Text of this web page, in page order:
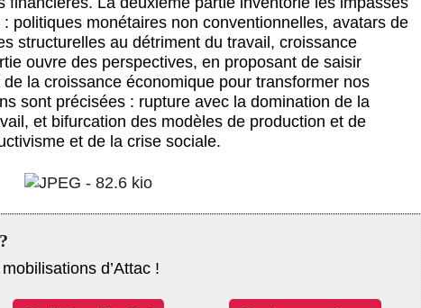
politiques monétaires non conventionnelles, avatars de
structurelles au détriment du travail, croissance
ouvre des perspectives, en proposant de saisir
de la croissance économique pour transformer nos
sont précisées : rupture avec la domination de la
et bifurcation des modèles de production et de
et de la crise sociale.
d’Attac !